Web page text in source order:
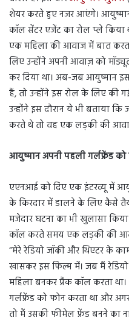
शेयर करते हुए नजर आएंगे।
कॉल सेंटर एजेंट का रोल प्ले किया
एक महिला की आवाज में बात
लिए उन्होंने अपनी आवाज़ को
कर दिया था। अब-जब आयुष्मान
हैं, तो उन्होंने इस रोल के लिए की
उन्होंने इस दौरान ये भी बताया
करते थे तो वह एक लड़की की
आयुष्मान अपनी पहली गर्लफ्रेंड
एएनआई को दिए एक इंटरव्यू में
के किरदार में डालने के लिए कैसे
मजेदार घटना का भी खुलासा
कॉल करते समय एक लड़की की
“मेरे रेडियो जॉकी और थिएटर के
खासकर इस फिल्म में। जब मैं
महिला बनकर प्रैंक कॉल करता
गर्लफ्रेंड को फोन करता था और
तो मैं उसकी फीमेल फ्रेंड बनने का